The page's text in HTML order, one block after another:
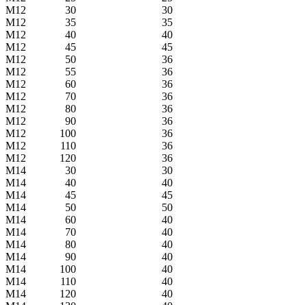
М12
30
30
М12
35
35
М12
40
40
М12
45
45
М12
50
36
М12
55
36
М12
60
36
М12
70
36
М12
80
36
М12
90
36
М12
100
36
М12
110
36
М12
120
36
М14
30
30
М14
40
40
М14
45
45
М14
50
50
М14
60
40
М14
70
40
М14
80
40
М14
90
40
М14
100
40
М14
110
40
М14
120
40